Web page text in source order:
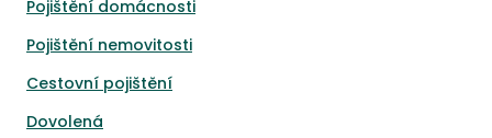
Pojištění domácnosti
Pojištění nemovitosti
Cestovní pojištění
Dovolená